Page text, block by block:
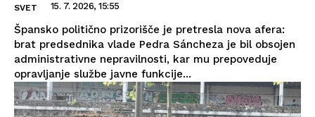
SVET 15. 7. 2026, 15:55
Špansko politično prizorišče je pretresla nova afera:
brat predsednika vlade Pedra Sáncheza je bil obsojen
administrativne nepravilnosti, kar mu prepoveduje
opravljanje službe javne funkcije...